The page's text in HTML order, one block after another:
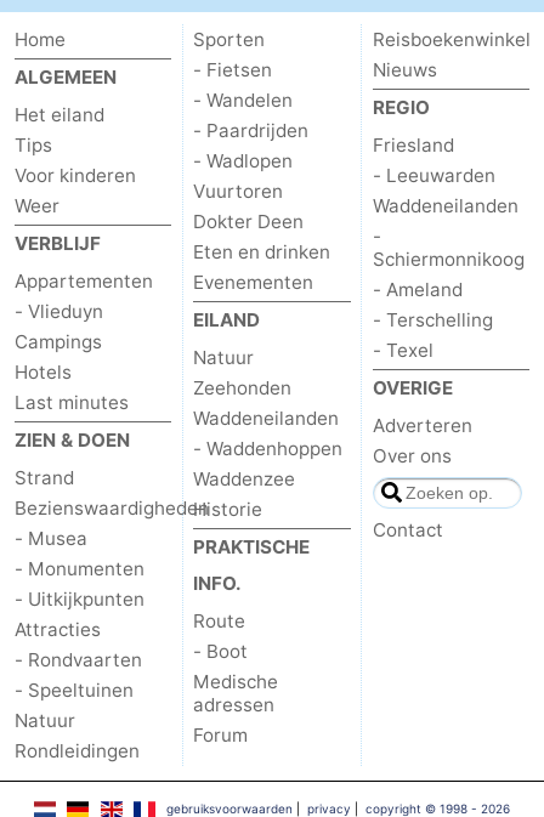
-
Boot
Waddenhoppen
Reisboekenwinkel
Nieuws
Medische
adressen
Regio
Friesland
-
Leeuwarden
Waddeneilanden
Schiermonnikoog
Ameland
-
Terschelling
-
Texel
Weer
Contact
Home
ALGEMEEN
Het eiland
Tips
Voor kinderen
Weer
VERBLIJF
Appartementen
- Vlieduyn
Campings
Hotels
Last minutes
ZIEN & DOEN
Strand
Bezienswaardigheden
- Musea
- Monumenten
- Uitkijkpunten
Attracties
- Rondvaarten
- Speeltuinen
Natuur
Rondleidingen
Sporten
- Fietsen
- Wandelen
- Paardrijden
- Wadlopen
Vuurtoren
Dokter Deen
Eten en drinken
Evenementen
EILAND
Natuur
Zeehonden
Waddeneilanden
- Waddenhoppen
Waddenzee
Historie
PRAKTISCHE
INFO.
Route
- Boot
Medische
adressen
Forum
Reisboekenwinkel
Nieuws
REGIO
Friesland
- Leeuwarden
Waddeneilanden
-
Schiermonnikoog
- Ameland
- Terschelling
- Texel
OVERIGE
Adverteren
Over ons
Contact
gebruiksvoorwaarden privacy copyright © 1998 - 2026